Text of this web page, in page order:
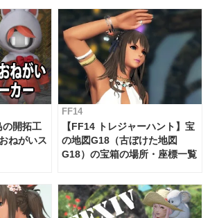
の開拓工
ねがいス
FF14
【FF14 トレジャーハント】宝
の地図G18（古ぼけた地図
G18）の宝箱の場所・座標一覧